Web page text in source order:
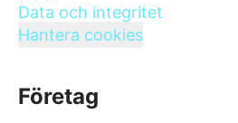
Data och integritet
Hantera cookies
Företag